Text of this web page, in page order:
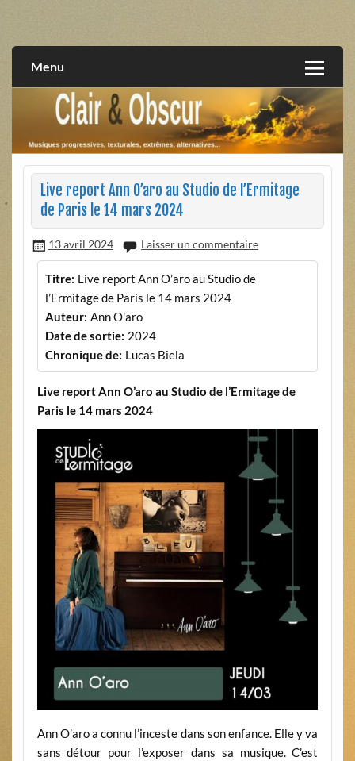
extrêmes, alternatives, texturales
Menu
Live report Ann O’aro au Studio de l’Ermitage
de Paris le 14 mars 2024
13 avril 2024 Laisser un commentaire
Titre: Live report Ann O’aro au Studio de
l’Ermitage de Paris le 14 mars 2024
Auteur: Ann O'aro
Date de sortie: 2024
Chronique de: Lucas Biela
Live report Ann O’aro au Studio de l’Ermitage de
Paris le 14 mars 2024
Ann O’aro a connu l’inceste dans son enfance. Elle y va
sans détour pour l’exposer dans sa musique. C’est